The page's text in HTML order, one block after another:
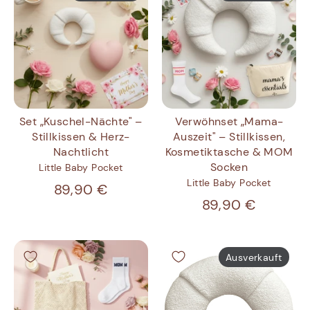
Set „Kuschel-Nächte" –
Stillkissen & Herz-
Nachtlicht
Little Baby Pocket
89,90 €
Verwöhnset „Mama-
Auszeit" – Stillkissen,
Kosmetiktasche & MOM
Socken
Little Baby Pocket
89,90 €
Ausverkauft